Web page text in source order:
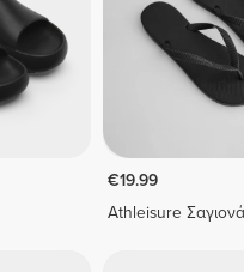
€19.99
Athleisure